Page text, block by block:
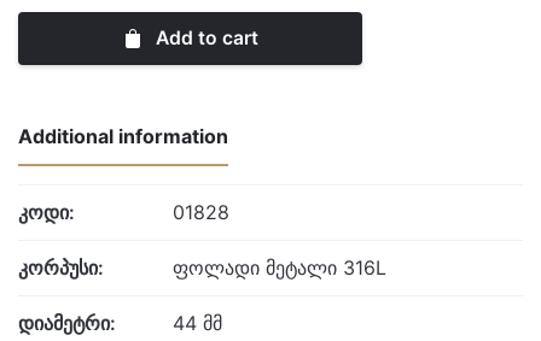
Add to cart
Additional information
კოდი: 01828
კორპუსი: ფოლადი მეტალი 316L
დიამეტრი: 44 მმ